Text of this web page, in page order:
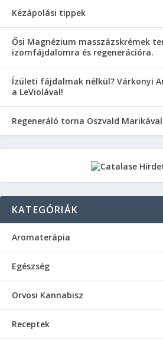
Kézápolási tippek
Ősi Magnézium masszázskrémek
izomfájdalomra és regenerációra.
Ízületi fájdalmak nélkül? Várkonyi
a LeViolával!
Regeneráló torna Oszvald Marikával
KATEGÓRIÁK
Aromaterápia
Egészség
Orvosi Kannabisz
Receptek